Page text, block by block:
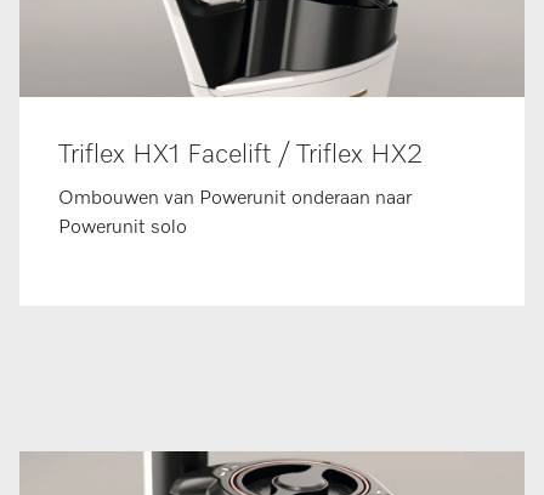
Triflex HX1 Facelift / Triflex HX2
Ombouwen van Powerunit onderaan naar
Powerunit solo